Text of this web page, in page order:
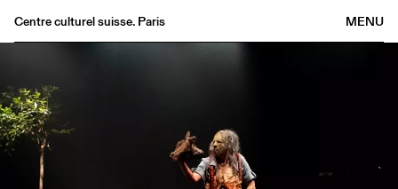
MENU
Centre culturel suisse. Paris
Bookshop
Buvette
Archives
Medias